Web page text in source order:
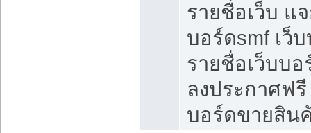
รายชื่อเว็บ แ
บอร์ดsmf เว็
รายชื่อเว็บบ
ลงประกาศฟรี
บอร์ดขายสิน